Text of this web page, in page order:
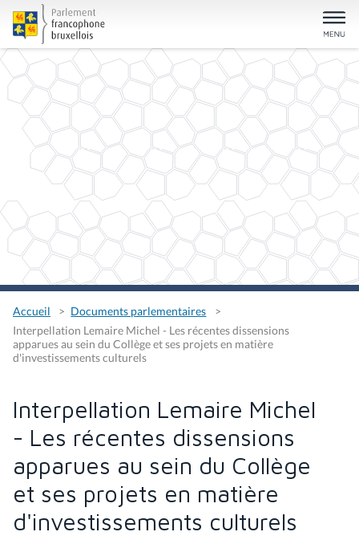
Accueil
Documents parlementaires
Interpellation Lemaire Michel - Les récentes dissensions
apparues au sein du Collège et ses projets en matière
d'investissements culturels
Interpellation Lemaire Michel
- Les récentes dissensions
apparues au sein du Collège
et ses projets en matière
d'investissements culturels